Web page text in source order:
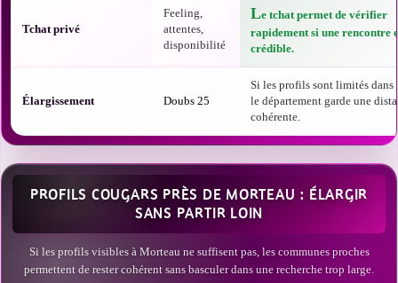
Tchat privé
Feeling,
attentes,
disponibilité
Le tchat permet de vérifier
rapidement si une rencontre
crédible.
Élargissement Doubs 25
Si les profils sont limités dans
le département garde une
cohérente.
PROFILS COUGARS PRÈS DE MORTEAU : ÉLARGIR
SANS PARTIR LOIN
Si les profils visibles à Morteau ne suffisent pas, les communes proches
permettent de rester cohérent sans basculer dans une recherche trop large.